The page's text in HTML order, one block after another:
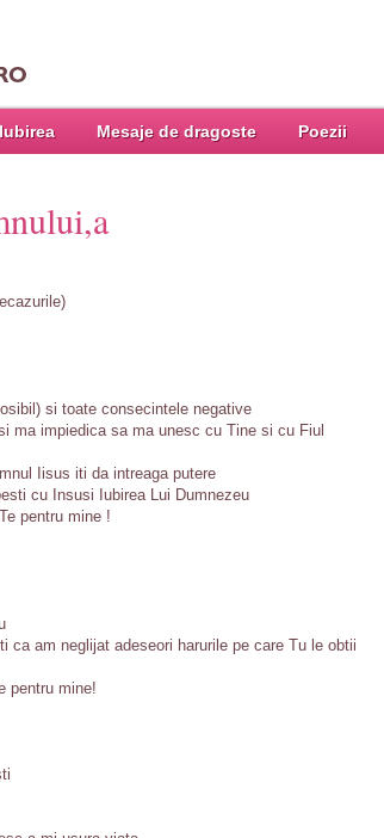
Mesaje de dragoste Poezii
si toate consecintele negative
ma impiedica sa ma unesc cu Tine si cu Fiul
Iisus iti da intreaga putere
cu Insusi Iubirea Lui Dumnezeu
pentru mine !
ca am neglijat adeseori harurile pe care Tu le obtii
pentru mine!